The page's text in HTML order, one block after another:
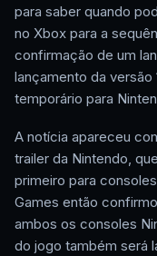
para saber quando
no Xbox para a
confirmação de um
lançamento da versão
temporário para
A notícia apareceu
trailer da Nintendo,
primeiro para
Games então
ambos os consoles
do jogo também será